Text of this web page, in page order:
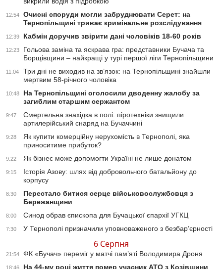
12:54
Очисні споруди могли забруднювати Серет: на
Тернопільщині триває кримінальне розслідування
12:39 Кабмін доручив звірити дані чоловіків 18-60 років
12:23
Гольова заміна та яскрава гра: представники Бучача та
Борщівщини – найкращі у турі першої ліги Тернопільщини
11:04
Три дні не виходив на зв’язок: на Тернопільщині знайшли
мертвим 58-річного чоловіка
10:48
На Тернопільщині оголосили дводенну жалобу за
загиблим старшим сержантом
9:47
Смертельна знахідка в полі: піротехніки знищили
артилерійський снаряд на Бучаччині
9:28
Як купити комерційну нерухомість в Тернополі, яка
приноситиме прибуток?
9:22 Як бізнес може допомогти Україні не лише донатом
9:15
Історія Азову: шлях від добровольчого батальйону до
корпусу
8:30
Перестало битися серце військовослужбовця з
Бережанщини
8:00 Синод обрав єпископа для Бучацької єпархії УГКЦ
7:30 У Тернополі призначили уповноваженого з безбар’єрності
6 Серпня
21:54 ФК «Бучач» переміг у матчі пам’яті Володимира Дроня
18:46 На 44-му році життя помер учасник АТО з Козівщини